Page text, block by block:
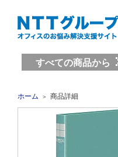
すべての商品から
ホーム ＞ 商品詳細